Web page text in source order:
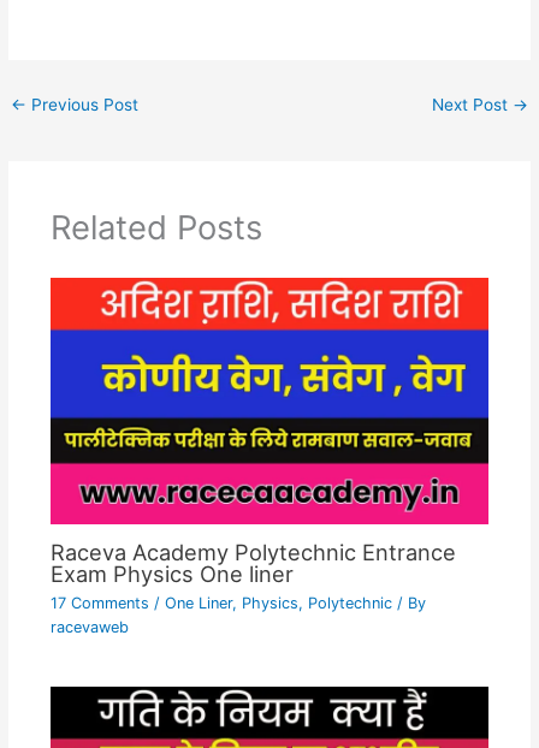
← Previous Post Next Post →
Related Posts
Raceva Academy Polytechnic Entrance
Exam Physics One liner
17 Comments / One Liner, Physics, Polytechnic/ By
racevaweb